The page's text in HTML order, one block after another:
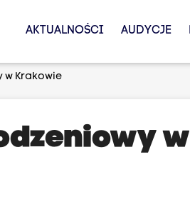
AKTUALNOŚCI AUDYCJE
Krakowie
w